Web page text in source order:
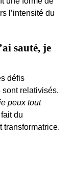
l’intensité du
sauté, je
défis
relativisés.
peux tout
du
transformatrice.